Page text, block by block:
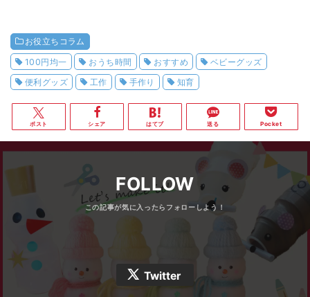
お役立ちコラム
100円均一
おうち時間 おすすめ
ベビーグッズ
便利グッズ
工作 手作り 知育
ポスト シェア はてブ 送る Pocket
FOLLOW
Twitter